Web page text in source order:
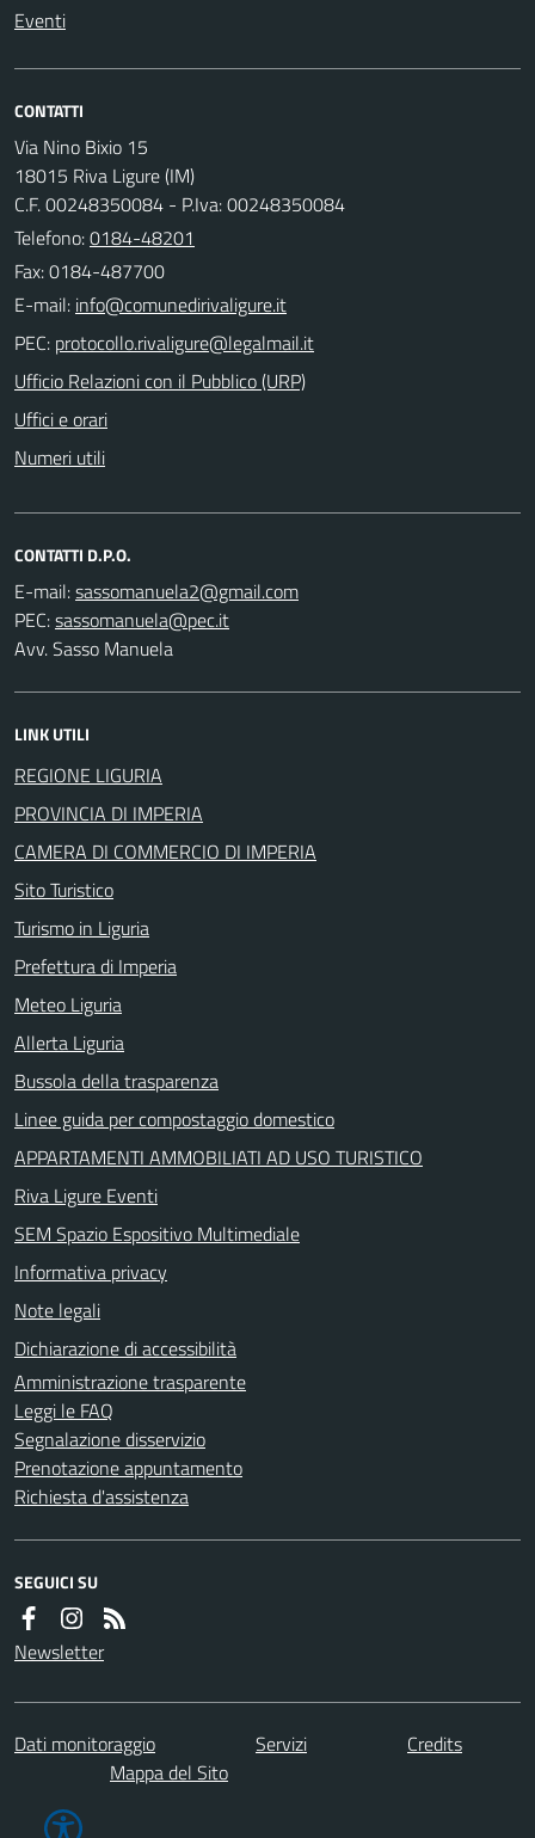
Eventi
CONTATTI
Via Nino Bixio 15
18015 Riva Ligure (IM)
C.F. 00248350084 - P.Iva: 00248350084
Telefono:0184-48201
Fax: 0184-487700
E-mail:
PEC:
Ufficio Relazioni con il Pubblico (URP)
Uffici e orari
Numeri utili
CONTATTI D.P.O.
E-mail:
PEC:
Avv. Sasso Manuela
LINK UTILI
REGIONE LIGURIA
PROVINCIA DI IMPERIA
CAMERA DI COMMERCIO DI IMPERIA
Sito Turistico
Turismo in Liguria
Prefettura di Imperia
Meteo Liguria
Allerta Liguria
Bussola della trasparenza
Linee guida per compostaggio domestico
APPARTAMENTI AMMOBILIATI AD USO TURISTICO
Riva Ligure Eventi
SEM Spazio Espositivo Multimediale
Informativa privacy
Note legali
Dichiarazione di accessibilità
Amministrazione trasparente
Leggi le FAQ
Segnalazione disservizio
Prenotazione appuntamento
Richiesta d'assistenza
SEGUICI SU
Newsletter
Dati monitoraggio Servizi
Credits
Mappa del Sito